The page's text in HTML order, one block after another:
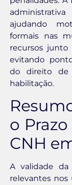
ajudando
formais nas
recursos junto
evitando
do direito de
habilitação.
o
CNH
A validade da
relevantes nos